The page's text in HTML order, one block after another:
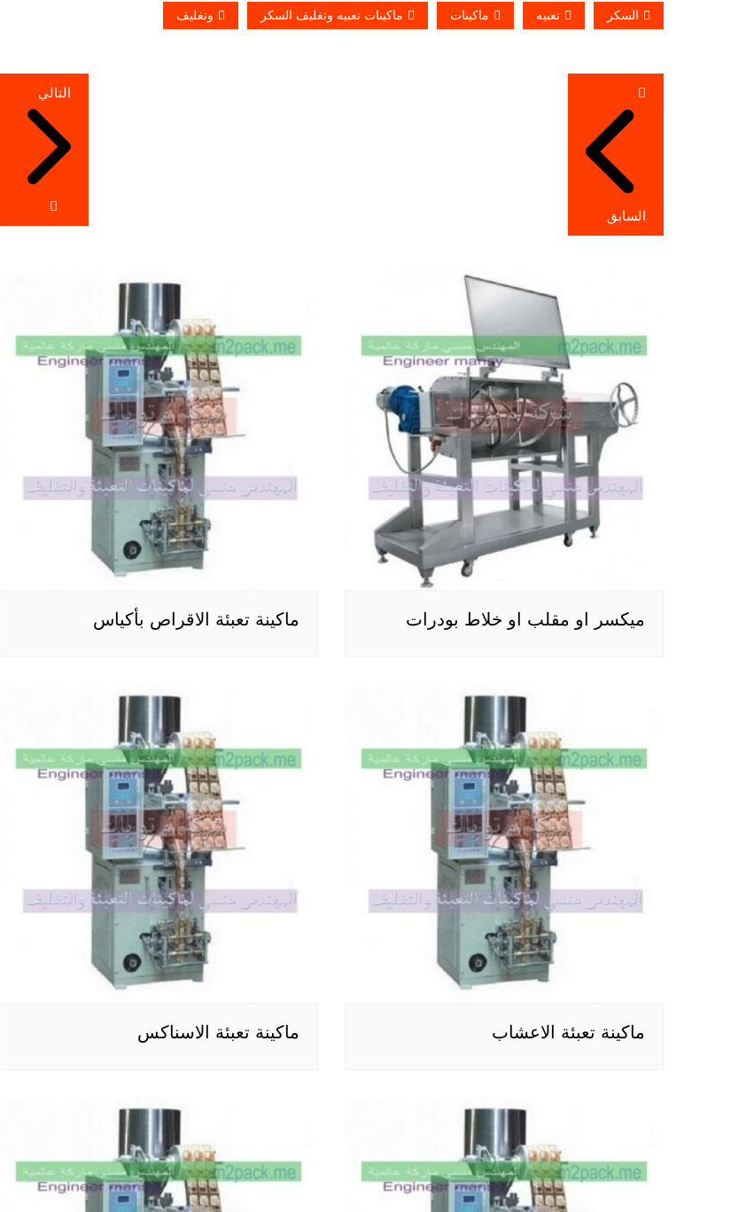
السكر تعبيه ماكينات ماكينات تعبيه وتغليف السكر وتغليف
تصفّح
المقالات
السابق
التالي
ميكسر او مقلب او خلاط بودرات ماكينة تعبئة الاقراص بأكياس
ماكينة تعبئة الاعشاب ماكينة تعبئة الاسناكس